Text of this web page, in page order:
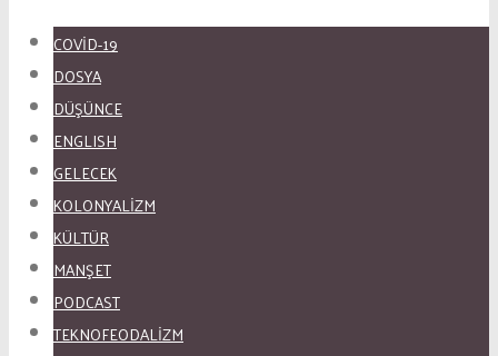
COVID-19
DOSYA
DÜŞÜNCE
ENGLISH
GELECEK
KOLONYALİZM
KÜLTÜR
MANŞET
PODCAST
TEKNOFEODALİZM